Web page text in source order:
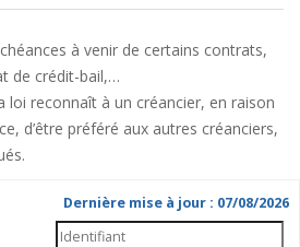
à venir de certains contrats,
de crédit-bail,…
loi reconnaît à un créancier, en raison
d’être préféré aux autres créanciers,
Dernière mise à jour : 07/08/2026